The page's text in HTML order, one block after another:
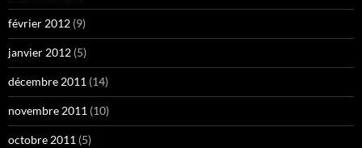
février 2012 (9)
janvier 2012 (5)
décembre 2011 (14)
novembre 2011 (10)
octobre 2011 (5)